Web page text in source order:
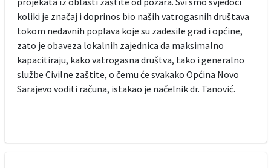
koliki je značaj i doprinos bio naših vatrogasnih društava
tokom nedavnih poplava koje su zadesile grad i općine,
zato je obaveza lokalnih zajednica da maksimalno
kapacitiraju, kako vatrogasna društva, tako i generalno
službe Civilne zaštite, o čemu će svakako Općina Novo
Sarajevo voditi računa, istakao je načelnik dr. Tanović.